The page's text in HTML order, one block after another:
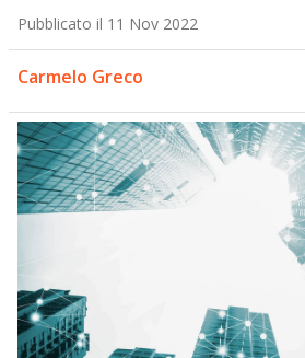
Pubblicato il 11 Nov 2022
Carmelo Greco